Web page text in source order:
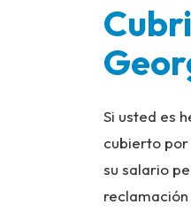
Si usted es
cubierto por
su salario